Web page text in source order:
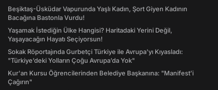
Beşiktaş-Üsküdar Vapurunda Yaşlı Kadın, Şort Giyen Kadının
Bacağına Bastonla Vurdu!
Yaşamak İstediğin Ülke Hangisi? Haritadaki Yerini Değil,
Yaşayacağın Hayatı Seçiyorsun!
Sokak Röportajında Gurbetçi Türkiye ile Avrupa'yı Kıyasladı:
"Türkiye’deki Yolların Çoğu Avrupa’da Yok"
Kur'an Kursu Öğrencilerinden Belediye Başkanına: "Manifest’i
Çağırın"